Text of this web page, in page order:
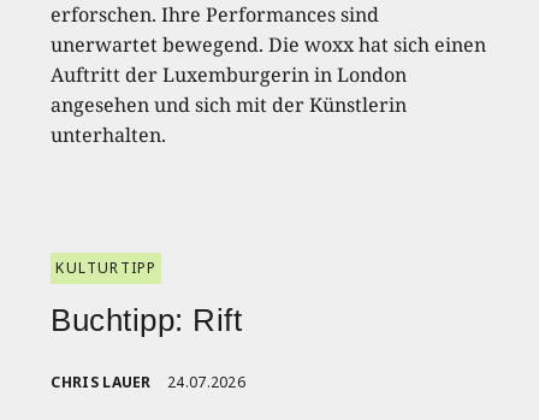
erforschen. Ihre Performances sind
unerwartet bewegend. Die woxx hat sich einen
Auftritt der Luxemburgerin in London
angesehen und sich mit der Künstlerin
unterhalten.
KULTURTIPP
Buchtipp: Rift
CHRIS LAUER 24.07.2026